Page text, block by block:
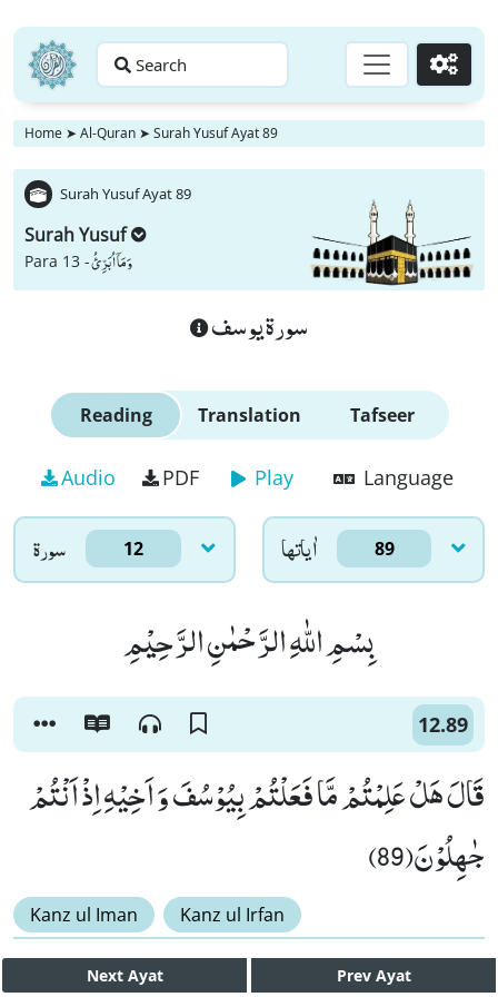
Search Go
Home ➤ Al-Quran ➤ Surah Yusuf Ayat 89
Surah Yusuf Ayat 89
Surah Yusuf
Para 13 -وَ مَاۤ اُبَرِّئُ
سورة يوسف
Reading Translation Tafseer
Audio PDF Play Language
سورۃ 12 اٰياتها 89
بِسْمِ اللّٰهِ الرَّحْمٰنِ الرَّحِیْمِ
12.89
قَالَ هَلْ عَلِمْتُمْ مَّا فَعَلْتُمْ بِیُوْسُفَ وَ اَخِیْهِ اِذْ اَنْتُمْ
جٰهِلُوْنَ(89)
Kanz ul Iman Kanz ul Irfan
Next Ayat Prev Ayat